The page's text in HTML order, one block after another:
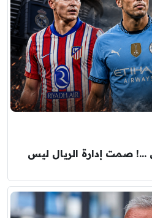
…! صمت إدارة الريال ليس